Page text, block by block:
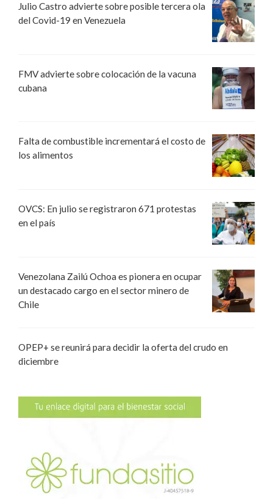
Julio Castro advierte sobre posible tercera ola
del Covid-19 en Venezuela
FMV advierte sobre colocación de la vacuna
cubana
Falta de combustible incrementará el costo de
los alimentos
OVCS: En julio se registraron 671 protestas
en el país
Venezolana Zailú Ochoa es pionera en ocupar
un destacado cargo en el sector minero de
Chile
OPEP+ se reunirá para decidir la oferta del crudo en
diciembre